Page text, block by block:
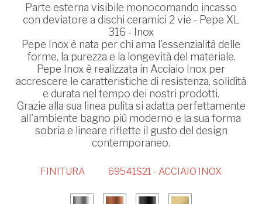
Parte esterna visibile monocomando incasso
con deviatore a dischi ceramici 2 vie - Pepe XL
316 - Inox
Pepe Inox è nata per chi ama l'essenzialità delle
forme, la purezza e la longevità del materiale.
Pepe Inox è realizzata in Acciaio Inox per
accrescere le caratteristiche di resistenza, solidità
e durata nel tempo dei nostri prodotti.
Grazie alla sua linea pulita si adatta perfettamente
all'ambiente bagno più moderno e la sua forma
sobria e lineare riflette il gusto del design
contemporaneo.
FINITURA 69541S21 - ACCIAIO INOX